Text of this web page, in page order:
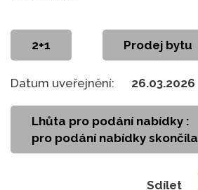
2+1 Prodej bytu
Datum uveřejnění: 26.03.2026
Lhůta pro podání nabídky :
pro podání nabídky skončila
Sdílet